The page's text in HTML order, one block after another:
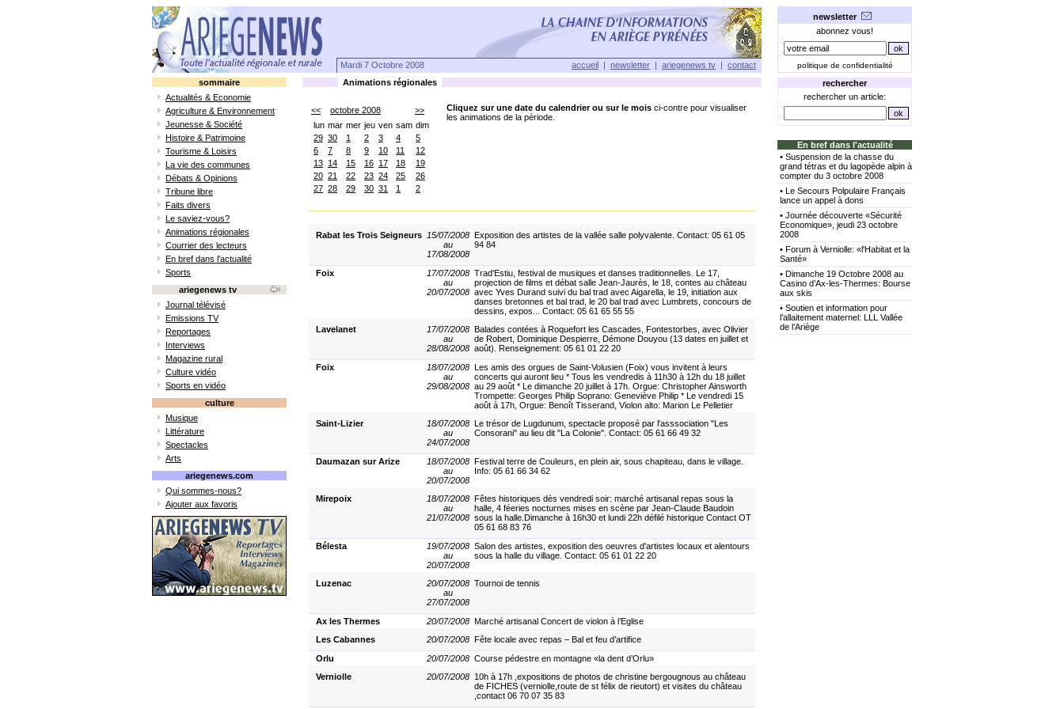
Mardi 7 Octobre 2008 accueil | newsletter | ariegenews tv | contact
newsletter
abonnez vous!
politique de confidentialité
sommaire
Actualités & Economie
Agriculture & Environnement
Jeunesse & Société
Histoire & Patrimoine
Tourisme & Loisirs
La vie des communes
Débats & Opinions
Tribune libre
Faits divers
Le saviez-vous?
Animations régionales
Courrier des lecteurs
En bref dans l'actualité
Sports
ariegenews tv
Journal télévisé
Emissions TV
Reportages
Interviews
Magazine rural
Culture vidéo
Sports en vidéo
culture
Musique
Littérature
Spectacles
Arts
ariegenews.com
Qui sommes-nous?
Ajouter aux favoris
Animations régionales
<< octobre 2008
>>
lun mar mer jeu ven sam dim
29 30 1 2 3 4
5
6
7 8 9 10 11
12
13 14 15 16 17 18
19
20 21 22 23 24 25
26
27 28 29 30 31 1 2
Cliquez sur une date du calendrier ou sur le mois ci-contre pour visualiser
les animations de la période.
Rabat les Trois Seigneurs 15/07/2008
au
17/08/2008
Exposition des artistes de la vallée salle polyvalente. Contact: 05 61 05
94 84
Foix
17/07/2008
au
20/07/2008
Trad'Estiu, festival de musiques et danses traditionnelles. Le 17,
projection de films et débat salle Jean-Jaurès, le 18, contes au château
avec Yves Durand suivi du bal trad avec Aigarella, le 19, initiation aux
danses bretonnes et bal trad, le 20 bal trad avec Lumbrets, concours de
dessins, expos... Contact: 05 61 65 55 55
Lavelanet
17/07/2008
au
28/08/2008
Balades contées à Roquefort les Cascades, Fontestorbes, avec Olivier
de Robert, Dominique Despierre, Démone Douyou (13 dates en juillet et
août). Renseignement: 05 61 01 22 20
Foix
18/07/2008
au
29/08/2008
Les amis des orgues de Saint-Volusien (Foix) vous invitent à leurs
concerts qui auront lieu * Tous les vendredis à 11h30 à 12h du 18 juillet
au 29 août * Le dimanche 20 juillet à 17h. Orgue: Christopher Ainsworth
Trompette: Georges Philip Soprano: Geneviève Philip * Le vendredi 15
août à 17h, Orgue: Benoît Tisserand, Violon alto: Marion Le Pelletier
Saint-Lizier
18/07/2008
au
24/07/2008
Le trésor de Lugdunum, spectacle proposé par l'asssociation "Les
Consorani" au lieu dit "La Colonie". Contact: 05 61 66 49 32
Daumazan sur Arize
18/07/2008
au
20/07/2008
Festival terre de Couleurs, en plein air, sous chapiteau, dans le village.
Info: 05 61 66 34 62
Mirepoix
18/07/2008
au
21/07/2008
Fêtes historiques dès vendredi soir: marché artisanal repas sous la
halle, 4 féeries nocturnes mises en scène par Jean-Claude Baudoin
sous la halle.Dimanche à 16h30 et lundi 22h défilé historique Contact OT
05 61 68 83 76
Bélesta
19/07/2008
au
20/07/2008
Salon des artistes, exposition des oeuvres d'artistes locaux et alentours
sous la halle du village. Contact: 05 61 01 22 20
Luzenac
20/07/2008
au
27/07/2008
Tournoi de tennis
Ax les Thermes 20/07/2008 Marché artisanal Concert de violon à l’Eglise
Les Cabannes
20/07/2008 Fête locale avec repas – Bal et feu d’artifice
Orlu
20/07/2008 Course pédestre en montagne «la dent d’Orlu»
Verniolle
20/07/2008 10h à 17h ,expositions de photos de christine bergougnous au château
de FICHES (verniolle,route de st félix de rieutort) et visites du château
,contact 06 70 07 35 83
rechercher
rechercher un article:
En bref dans l'actualité
• Suspension de la chasse du
grand tétras et du lagopède alpin à
compter du 3 octobre 2008
• Le Secours Polpulaire Français
lance un appel à dons
• Journée découverte «Sécurité
Economique», jeudi 23 octobre
2008
• Forum à Verniolle: «l'Habitat et la
Santé»
• Dimanche 19 Octobre 2008 au
Casino d’Ax-les-Thermes: Bourse
aux skis
• Soutien et information pour
l’allaitement maternel: LLL Vallée
de l’Ariège